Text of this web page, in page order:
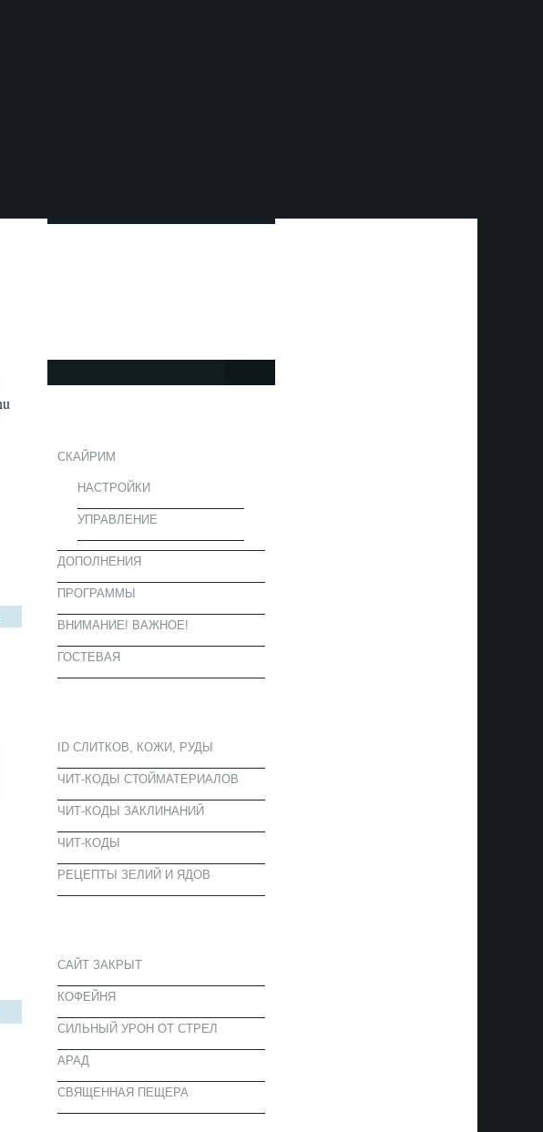
СКАЙРИМ
НАСТРОЙКИ
УПРАВЛЕНИЕ
ДОПОЛНЕНИЯ
ПРОГРАММЫ
ВНИМАНИЕ! ВАЖНОЕ!
ГОСТЕВАЯ
ID СЛИТКОВ, КОЖИ, РУДЫ
ЧИТ-КОДЫ СТОЙМАТЕРИАЛОВ
ЧИТ-КОДЫ ЗАКЛИНАНИЙ
ЧИТ-КОДЫ
РЕЦЕПТЫ ЗЕЛИЙ И ЯДОВ
САЙТ ЗАКРЫТ
КОФЕЙНЯ
CИЛЬНЫЙ УРОН ОТ СТРЕЛ
АРАД
СВЯЩЕННАЯ ПЕЩЕРА